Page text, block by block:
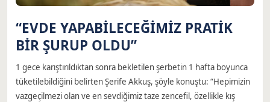
“EVDE YAPABİLECEĞİMİZ PRATİK
BİR ŞURUP OLDU”
1 gece karıştırıldıktan sonra bekletilen şerbetin 1 hafta boyunca
tüketilebildiğini belirten Şerife Akkuş, şöyle konuştu: “Hepimizin
vazgeçilmezi olan ve en sevdiğimiz taze zencefil, özellikle kış